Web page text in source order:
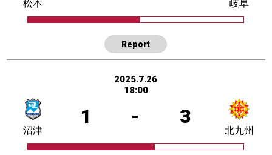
松本 岐阜
Report
2025.7.26
18:00
1 - 3
沼津 北九州